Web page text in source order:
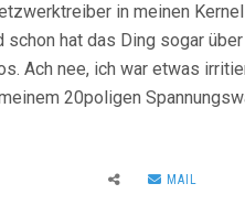
in meinen
schon hat das Ding sogar
Ach nee, ich war etwas
20poligen
MAIL